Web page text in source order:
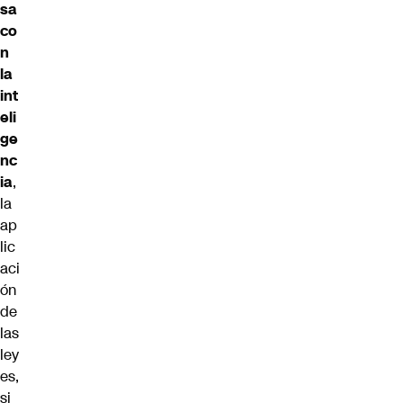
sa
co
n
la
int
eli
ge
nc
ia,
la
ap
lic
aci
ón
de
las
ley
es,
si